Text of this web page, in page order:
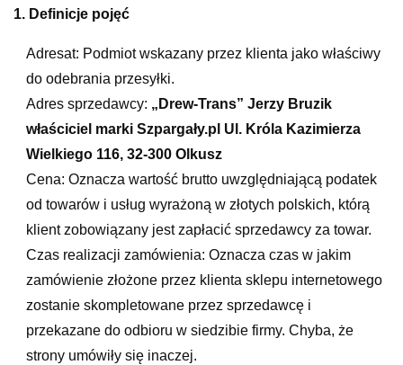
1. Definicje pojęć
Adresat: Podmiot wskazany przez klienta jako właściwy
do odebrania przesyłki.
Adres sprzedawcy: „Drew-Trans” Jerzy Bruzik
właściciel marki Szpargały.pl Ul. Króla Kazimierza
Wielkiego 116, 32-300 Olkusz
Cena: Oznacza wartość brutto uwzględniającą podatek
od towarów i usług wyrażoną w złotych polskich, którą
klient zobowiązany jest zapłacić sprzedawcy za towar.
Czas realizacji zamówienia: Oznacza czas w jakim
zamówienie złożone przez klienta sklepu internetowego
zostanie skompletowane przez sprzedawcę i
przekazane do odbioru w siedzibie firmy. Chyba, że
strony umówiły się inaczej.